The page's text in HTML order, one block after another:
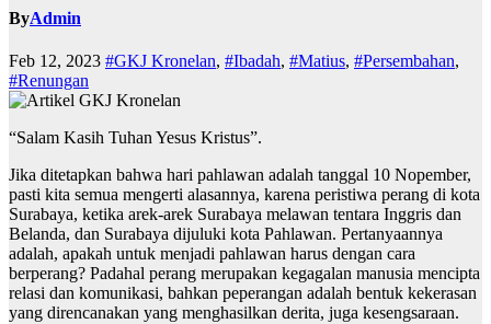
ByAdmin
Feb 12, 2023 #GKJ Kronelan, #Ibadah, #Matius, #Persembahan,
#Renungan
“Salam Kasih Tuhan Yesus Kristus”.
Jika ditetapkan bahwa hari pahlawan adalah tanggal 10 Nopember,
pasti kita semua mengerti alasannya, karena peristiwa perang di kota
Surabaya, ketika arek-arek Surabaya melawan tentara Inggris dan
Belanda, dan Surabaya dijuluki kota Pahlawan. Pertanyaannya
adalah, apakah untuk menjadi pahlawan harus dengan cara
berperang? Padahal perang merupakan kegagalan manusia mencipta
relasi dan komunikasi, bahkan peperangan adalah bentuk kekerasan
yang direncanakan yang menghasilkan derita, juga kesengsaraan.